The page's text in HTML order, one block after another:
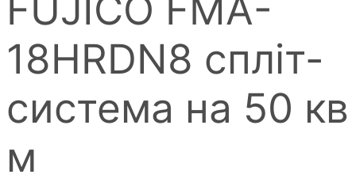
18HRDN8 спліт-
система на 50 кв
м